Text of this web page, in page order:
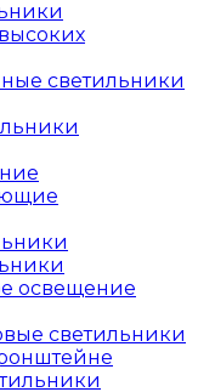
светильники
освещение
светильники